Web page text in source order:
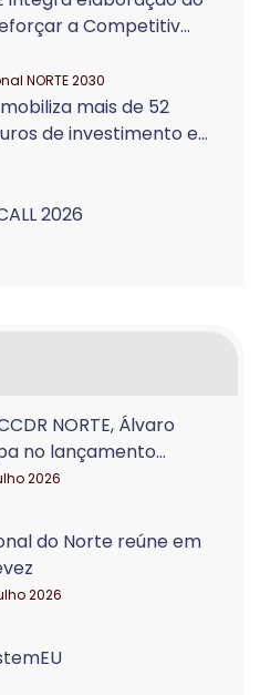
a Competitiv...
NORTE 2030
mobiliza mais de 52
de investimento e...
2026
NORTE, Álvaro
no lançamento...
2026
do Norte reúne em
2026